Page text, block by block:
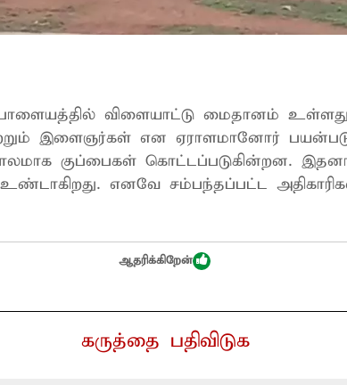
விளையாட்டு மைதானம்
இளைஞர்கள் என ஏராளமானோர்
குப்பைகள் கொட்டப்படுகின்றன.
உண்டாகிறது. எனவே சம்பந்தப்பட்ட
ஆதரிக்கிறேன்
கருத்தை பதிவிடுக